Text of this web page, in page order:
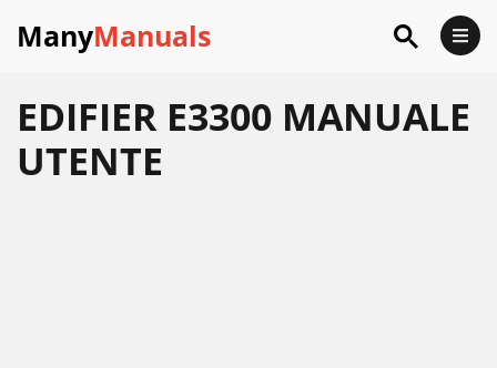
ManyManuals
EDIFIER E3300 MANUALE
UTENTE